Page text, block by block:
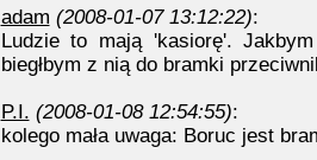
adam (2008-01-07 13:12:22):
Ludzie to mają 'kasiorę'.
biegłbym z nią do bramki
P.I. (2008-01-08 12:54:55):
kolego mała uwaga: Boruc jest